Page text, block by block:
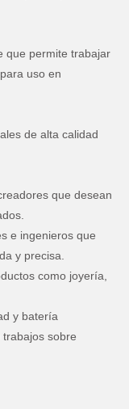
que permite trabajar
uso en
de alta calidad
que desean
e ingenieros que
y precisa.
como joyería,
y batería
sobre